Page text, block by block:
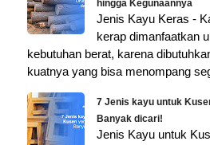
hingga Kegunaannya
Jenis Kayu Keras -
kerap dimanfaatkan
kebutuhan berat, karena
kuatnya yang bisa menompang
7 Jenis kayu untuk
Banyak dicari!
Jenis Kayu untuk